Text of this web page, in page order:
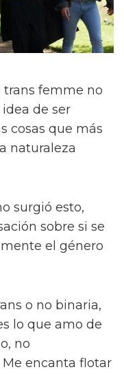
trans femme no
de ser
cosas que más
naturaleza
surgió esto,
sobre si se
el género
o no binaria,
lo que amo de
no
encanta flotar